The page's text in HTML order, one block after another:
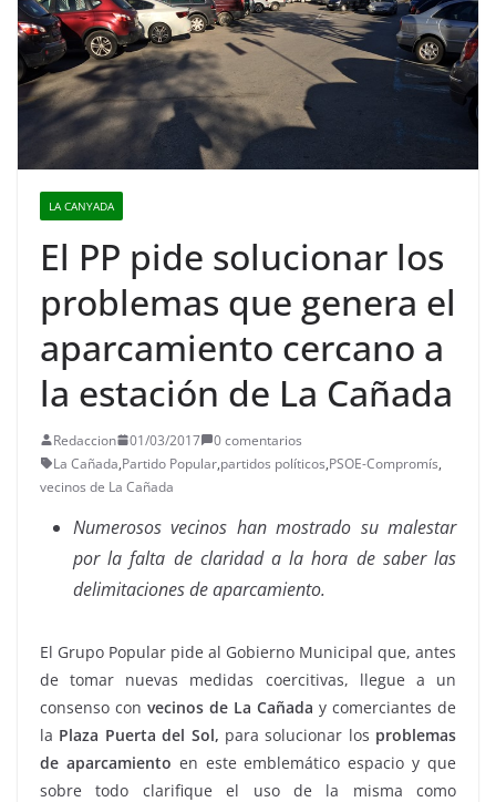
LA CANYADA
El PP pide solucionar los
problemas que genera el
aparcamiento cercano a
la estación de La Cañada
Redaccion 01/03/2017
0 comentarios
La Cañada,Partido Popular,partidos políticos,PSOE-Compromís,
vecinos de La Cañada
Numerosos vecinos han mostrado su malestar
por la falta de claridad a la hora de saber las
delimitaciones de aparcamiento.
El Grupo Popular pide al Gobierno Municipal que, antes
de tomar nuevas medidas coercitivas, llegue a un
consenso con vecinos de La Cañada y comerciantes de
la Plaza Puerta del Sol, para solucionar los problemas
de aparcamiento en este emblemático espacio y que
sobre todo clarifique el uso de la misma como